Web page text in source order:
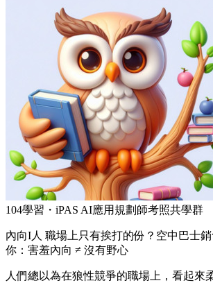
104學習・iPAS AI應用規劃師考照共學群
內向I人 職場上只有挨打的份？空中巴士
你：害羞內向 ≠ 沒有野心
人們總以為在狼性競爭的職場上，看起來